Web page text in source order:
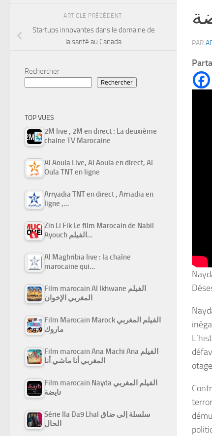
PAR
ARTICLE PRÉCÉDENT
Startups innovantes dans le domaine de
la santé au Canada
Rechercher
Rechercher
TOP VUES
2M live , 2M en direct : La deuxième
chaine TV Marocaine
Al Aoula Live, Al Aoula en direct, Al
Oula TNT en ligne
Arryadia TNT en direct , Arriadia en
ligne ,…
Zin Li Fik Le film Marocain de Nabil
Ayouch الفيلم…
Al Maghribia live : la chaîne
marocaine qui…
Film marocain Al Ikhwane الفيلم
المغربي الإخوان
Film Marocain Marock الفيلم المغربي
ماروك
Film marocain Ana Machi Ana الفيلم
المغربي أنا ماشي أنا
Film marocain Nayda الفيلم المغربي
نايضة
Série Ila Da9 Lhal سلسلة إلى ضاق
الحال